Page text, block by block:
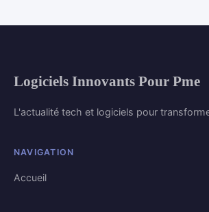
Logiciels Innovants Pour Pme
L'actualité tech et logiciels pour
NAVIGATION
Accueil